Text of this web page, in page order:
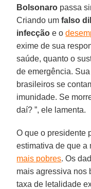
Bolsonaro passa
Criando umfalso
infecção e o
exime de sua
saúde, quanto o
de emergência.
brasileiros se
imunidade. Se
daí? ”, ele lamenta.
O que o presidente
estimativa de que a
mais pobres. Os
mais agressiva nos
taxa de letalidade